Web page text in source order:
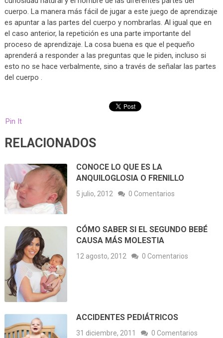
cuerpo. La manera más fácil de jugar a este juego de aprendizaje
es apuntar a las partes del cuerpo y nombrarlas. Al igual que en
el caso anterior, la repetición es una parte importante del
proceso de aprendizaje. La cosa buena es que el pequeño
aprenderá a responder a las preguntas que le piden, incluso si
esto no se hace verbalmente, sino a través de señalar las partes
del cuerpo .
Pin It
RELACIONADOS
CONOCE LO QUE ES LA
ANQUILOGLOSIA O FRENILLO
5 julio, 2012 0 Comentarios
CÓMO SABER SI EL SEGUNDO BEBÉ
CAUSA MÁS MOLESTIA
12 agosto, 2012 0 Comentarios
ACCIDENTES PEDIÁTRICOS
31 diciembre, 2011 0 Comentarios